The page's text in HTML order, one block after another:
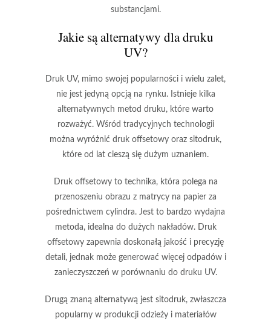
substancjami.
Jakie są alternatywy dla druku
UV?
Druk UV, mimo swojej popularności i wielu zalet,
nie jest jedyną opcją na rynku. Istnieje kilka
alternatywnych metod druku, które warto
rozważyć. Wśród tradycyjnych technologii
można wyróżnić druk offsetowy oraz sitodruk,
które od lat cieszą się dużym uznaniem.
Druk offsetowy to technika, która polega na
przenoszeniu obrazu z matrycy na papier za
pośrednictwem cylindra. Jest to bardzo wydajna
metoda, idealna do dużych nakładów. Druk
offsetowy zapewnia doskonałą jakość i precyzję
detali, jednak może generować więcej odpadów i
zanieczyszczeń w porównaniu do druku UV.
Drugą znaną alternatywą jest sitodruk, zwłaszcza
popularny w produkcji odzieży i materiałów